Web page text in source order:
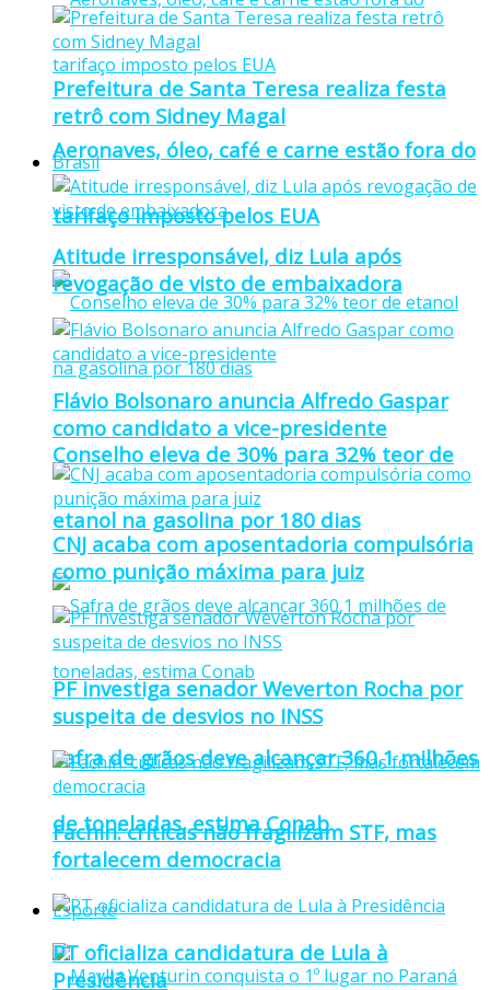
Aeronaves, óleo, café e carne estão fora do
tarifaço imposto pelos EUA
Conselho eleva de 30% para 32% teor de
etanol na gasolina por 180 dias
Safra de grãos deve alcançar 360,1 milhões
de toneladas, estima Conab
Esporte
Prefeitura de Santa Teresa realiza festa
retrô com Sidney Magal
Brasil
Atitude irresponsável, diz Lula após
revogação de visto de embaixadora
Flávio Bolsonaro anuncia Alfredo Gaspar
como candidato a vice-presidente
CNJ acaba com aposentadoria compulsória
como punição máxima para juiz
PF investiga senador Weverton Rocha por
suspeita de desvios no INSS
Fachin: críticas não fragilizam STF, mas
fortalecem democracia
PT oficializa candidatura de Lula à
Presidência